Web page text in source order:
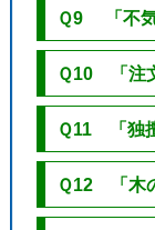
Ｑ9 「不気
Ｑ10 「注
Ｑ11 「独
Ｑ12 「木